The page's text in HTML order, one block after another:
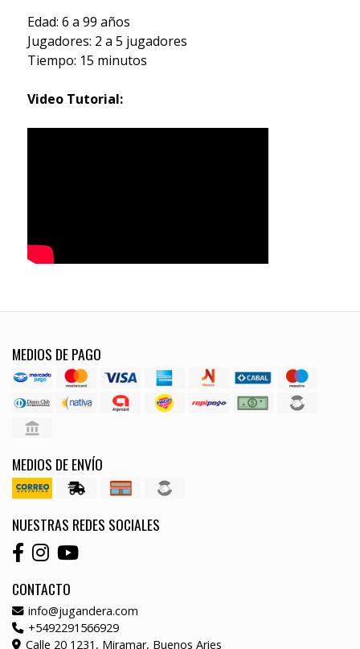
Edad: 6 a 99 años
Jugadores: 2 a 5 jugadores
Tiempo: 15 minutos
Video Tutorial:
MEDIOS DE PAGO
MEDIOS DE ENVÍO
NUESTRAS REDES SOCIALES
CONTACTO
info@jugandera.com
+5492291566929
Calle 20 1231, Miramar, Buenos Aries